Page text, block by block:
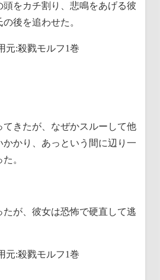
をカチ割り、悲鳴をあげる彼
後を追わせた。
:殺戮モルフ1巻
きたが、なぜかスルーして他
かり、あっという間に辺り一
。
が、彼女は恐怖で硬直して逃
:殺戮モルフ1巻